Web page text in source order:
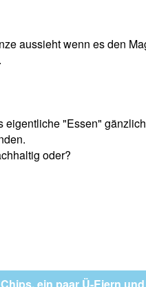
aussieht wenn es den
"Essen"
oder?